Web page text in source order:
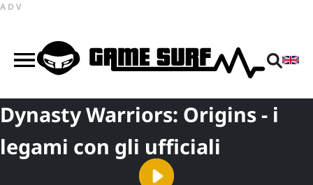
ADV
Dynasty Warriors: Origins - i
legami con gli ufficiali